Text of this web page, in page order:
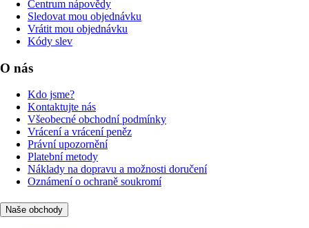
Centrum nápovědy
Sledovat mou objednávku
Vrátit mou objednávku
Kódy slev
O nás
Kdo jsme?
Kontaktujte nás
Všeobecné obchodní podmínky
Vrácení a vrácení peněz
Právní upozornění
Platební metody
Náklady na dopravu a možnosti doručení
Oznámení o ochraně soukromí
Naše obchody